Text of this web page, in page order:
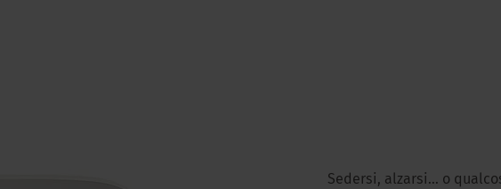
Sedersi, alzarsi... o